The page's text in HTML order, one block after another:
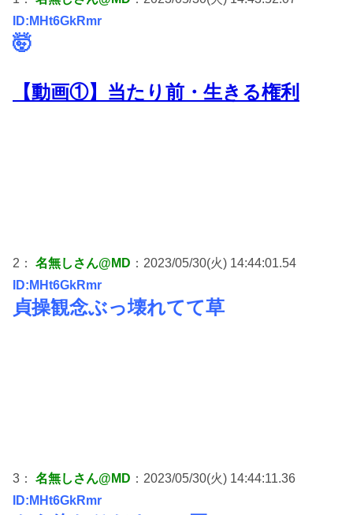
ID:MHt6GkRmr
🤯
【動画①】当たり前・生きる権利
2： 名無しさん@MD ：2023/05/30(火) 14:44:01.54
ID:MHt6GkRmr
貞操観念ぶっ壊れてて草
3： 名無しさん@MD ：2023/05/30(火) 14:44:11.36
ID:MHt6GkRmr